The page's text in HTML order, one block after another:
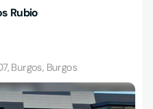
Rubio
Burgos, Burgos